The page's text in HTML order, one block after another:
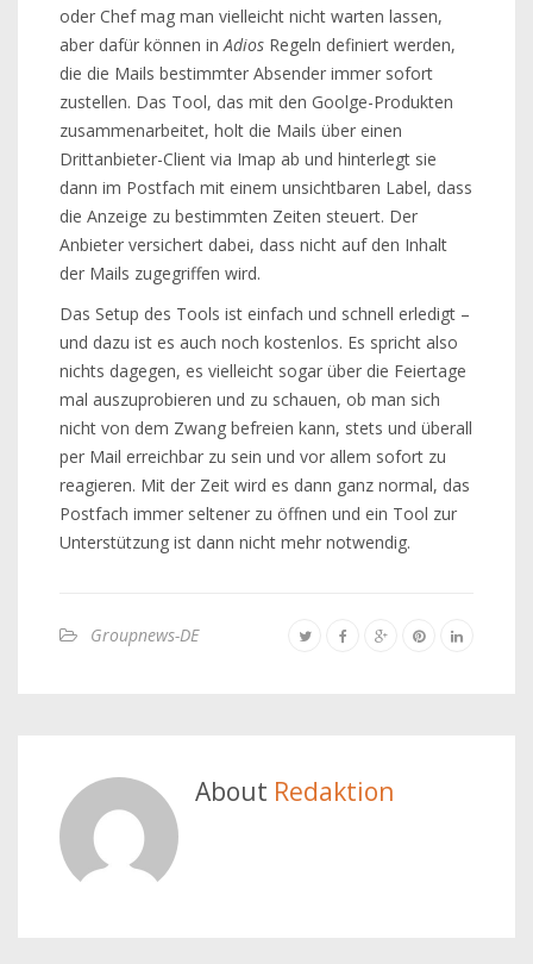
oder Chef mag man vielleicht nicht warten lassen,
aber dafür können inAdios Regeln definiert werden,
die die Mails bestimmter Absender immer sofort
zustellen. Das Tool, das mit den Goolge-Produkten
zusammenarbeitet, holt die Mails über einen
Drittanbieter-Client via Imap ab und hinterlegt sie
dann im Postfach mit einem unsichtbaren Label, dass
die Anzeige zu bestimmten Zeiten steuert. Der
Anbieter versichert dabei, dass nicht auf den Inhalt
der Mails zugegriffen wird.
Das Setup des Tools ist einfach und schnell erledigt –
und dazu ist es auch noch kostenlos. Es spricht also
nichts dagegen, es vielleicht sogar über die Feiertage
mal auszuprobieren und zu schauen, ob man sich
nicht von dem Zwang befreien kann, stets und überall
per Mail erreichbar zu sein und vor allem sofort zu
reagieren. Mit der Zeit wird es dann ganz normal, das
Postfach immer seltener zu öffnen und ein Tool zur
Unterstützung ist dann nicht mehr notwendig.
Groupnews-DE
About Redaktion